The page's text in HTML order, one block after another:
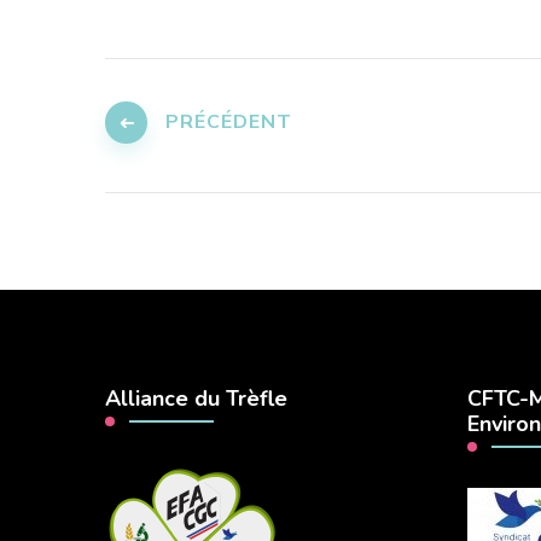
des
publications
PRÉCÉDENT
Alliance du Trèfle
CFTC-